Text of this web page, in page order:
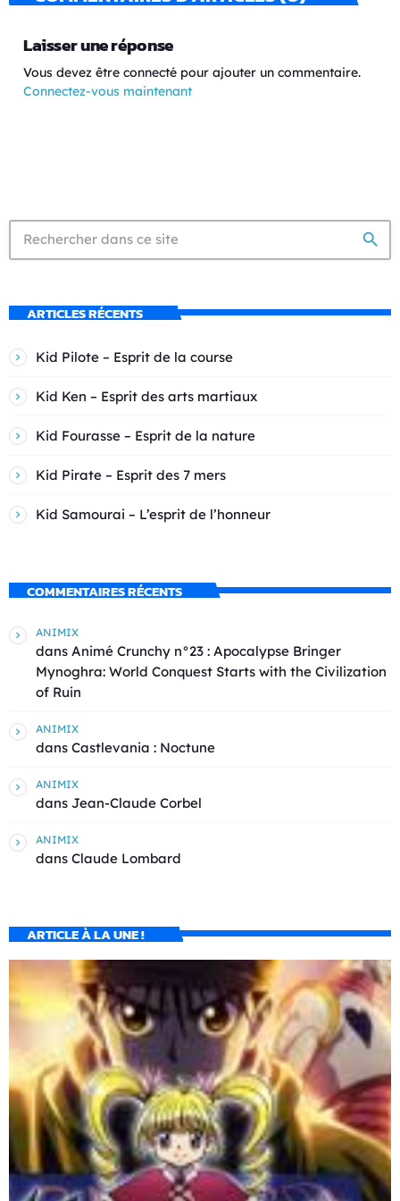
Laisser une réponse
Vous devez être connecté pour ajouter un commentaire.
Connectez-vous maintenant
search
ARTICLES RÉCENTS
Kid Pilote – Esprit de la course
Kid Ken – Esprit des arts martiaux
Kid Fourasse – Esprit de la nature
Kid Pirate – Esprit des 7 mers
Kid Samourai – L’esprit de l’honneur
COMMENTAIRES RÉCENTS
ANIMIX
dans Animé Crunchy n°23 : Apocalypse Bringer
Mynoghra: World Conquest Starts with the Civilization
of Ruin
ANIMIX
dans Castlevania : Noctune
ANIMIX
dans Jean-Claude Corbel
ANIMIX
dans Claude Lombard
ARTICLE À LA UNE !